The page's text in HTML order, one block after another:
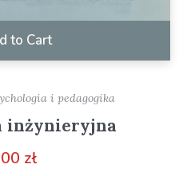
to Cart
i pedagogika
inżynieryjna
zł